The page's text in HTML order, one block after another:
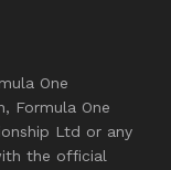
One
Formula One
Ltd or any
the official